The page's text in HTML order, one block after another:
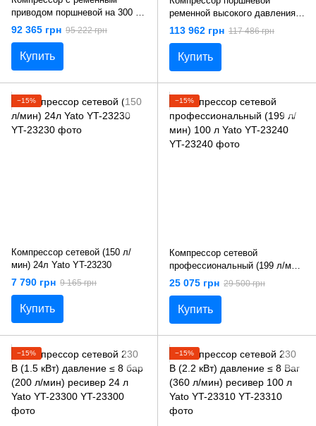
приводом поршневой на 300 л
AIRKRAFT AK300-800-380 (/)
92 365 грн 95 222 грн
Купить
ременной высокого давления
300 л AIRKRAFT AK300-15BAR-
113 962 грн 117 486 грн
Купить
−15%
Компрессор сетевой (150 л/
мин) 24л Yato YT-23230
7 790 грн 9 165 грн
Купить
−15%
Компрессор сетевой
профессиональный (199 л/мин)
100 л Yato YT-23240
25 075 грн 29 500 грн
Купить
−15% −15%